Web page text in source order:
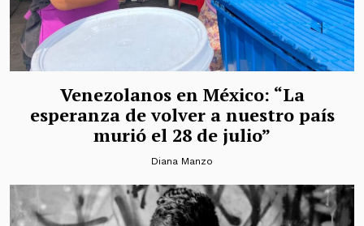
Venezolanos en México: “La
esperanza de volver a nuestro país
murió el 28 de julio”
Diana Manzo